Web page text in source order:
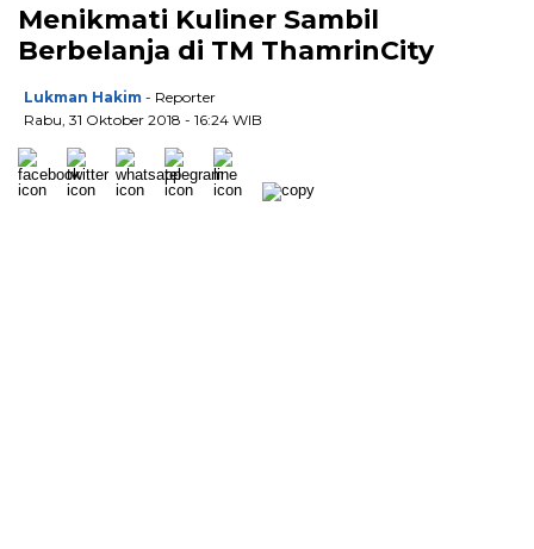
Menikmati Kuliner Sambil
Berbelanja di TM ThamrinCity
Lukman Hakim - Reporter
Rabu, 31 Oktober 2018 - 16:24 WIB